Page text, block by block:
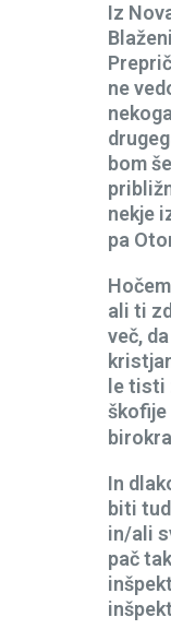
Iz
ne
bom
nekje
pa
ali ti
več,
le tisti
škofije
In
biti
in/ali
pač